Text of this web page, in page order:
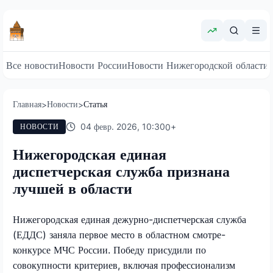
Все новостиНовости РоссииНовости Нижегородской области
Главная>Новости>Статья
НОВОСТИ 04 февр. 2026, 10:300+
Нижегородская единая
диспетчерская служба признана
лучшей в области
Нижегородская единая дежурно-диспетчерская служба
(ЕДДС) заняла первое место в областном смотре-
конкурсе МЧС России. Победу присудили по
совокупности критериев, включая профессионализм